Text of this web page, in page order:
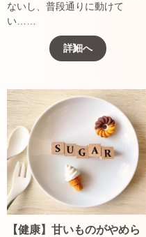
ないし、普段通りに動けて
い……
詳細へ
【健康】甘いものがやめら